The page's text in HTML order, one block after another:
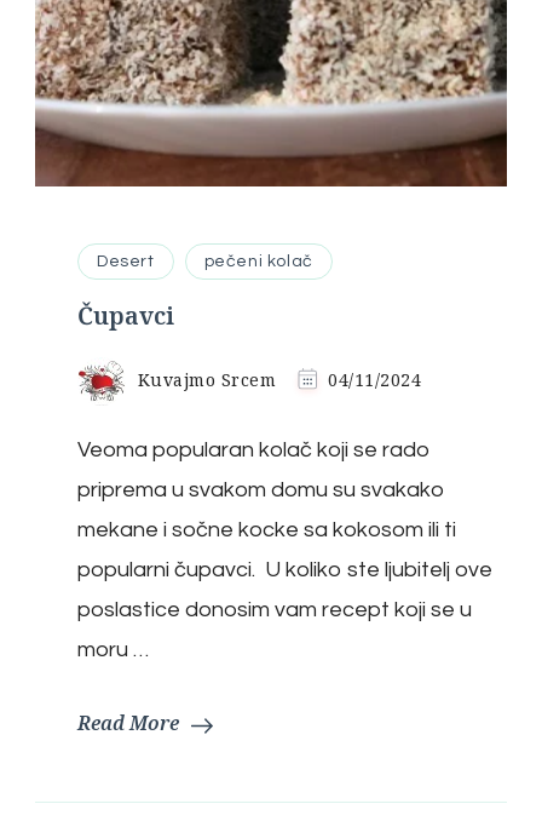
Desert pečeni kolač
Čupavci
Kuvajmo Srcem 04/11/2024
Veoma popularan kolač koji se rado
priprema u svakom domu su svakako
mekane i sočne kocke sa kokosom ili ti
popularni čupavci. U koliko ste ljubitelj ove
poslastice donosim vam recept koji se u
moru …
Read More